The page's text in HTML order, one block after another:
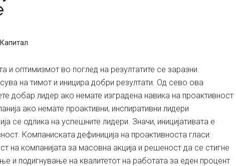
и оптимизмот во поглед на резултатите се заразни.
на тимот и иницира добри резултати. Од сево ова
добар лидер ако немате изградена навика на проактивност
ако немате проактивни, инспиративни лидери
се одлика на успешните лидери. Значи, иницијативата е
Компаниската дефиниција на проактивноста гласи:
на компанијата за масовна акција и решеност да се стигне
и подигнување на квалитетот на работата за еден процент